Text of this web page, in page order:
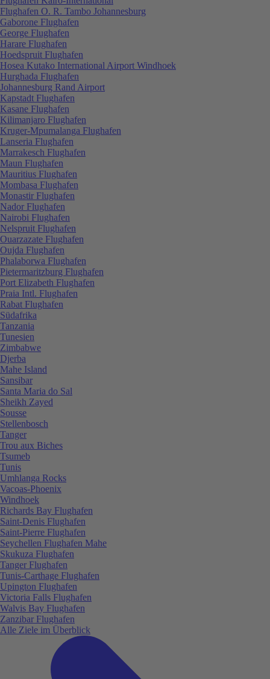
Flughafen O. R. Tambo Johannesburg
Gaborone Flughafen
George Flughafen
Harare Flughafen
Hoedspruit Flughafen
Hosea Kutako International Airport Windhoek
Hurghada Flughafen
Johannesburg Rand Airport
Kapstadt Flughafen
Kasane Flughafen
Kilimanjaro Flughafen
Kruger-Mpumalanga Flughafen
Lanseria Flughafen
Marrakesch Flughafen
Maun Flughafen
Mauritius Flughafen
Mombasa Flughafen
Monastir Flughafen
Nador Flughafen
Nairobi Flughafen
Nelspruit Flughafen
Ouarzazate Flughafen
Oujda Flughafen
Phalaborwa Flughafen
Pietermaritzburg Flughafen
Port Elizabeth Flughafen
Praia Intl. Flughafen
Rabat Flughafen
Südafrika
Tanzania
Tunesien
Zimbabwe
Djerba
Mahe Island
Sansibar
Santa Maria do Sal
Sheikh Zayed
Sousse
Stellenbosch
Tanger
Trou aux Biches
Tsumeb
Tunis
Umhlanga Rocks
Vacoas-Phoenix
Windhoek
Richards Bay Flughafen
Saint-Denis Flughafen
Saint-Pierre Flughafen
Seychellen Flughafen Mahe
Skukuza Flughafen
Tanger Flughafen
Tunis-Carthage Flughafen
Upington Flughafen
Victoria Falls Flughafen
Walvis Bay Flughafen
Zanzibar Flughafen
Alle Ziele im Überblick